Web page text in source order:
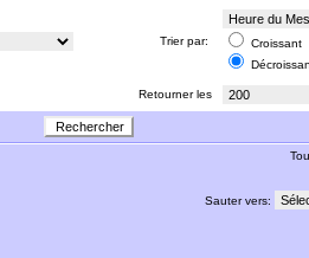
Trier par:
Croissant
Retourner les
Sauter vers: